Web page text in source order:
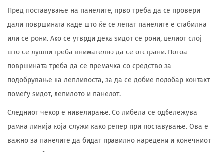
Пред поставување на панелите, прво треба да се провери
дали површината каде што ќе се лепат панелите е стабилна
или се рони. Ако се утврди дека ѕидот се рони, целиот слој
што се лушпи треба внимателно да се отстрани. Потоа
површината треба да се премачка со средство за
подобрување на лепливоста, за да се добие подобар контакт
помеѓу ѕидот, лепилото и панелот.
Следниот чекор е нивелирање. Со либела се одбележува
рамна линија која служи како репер при поставување. Ова е
важно за панелите да бидат правилно наредени и конечниот